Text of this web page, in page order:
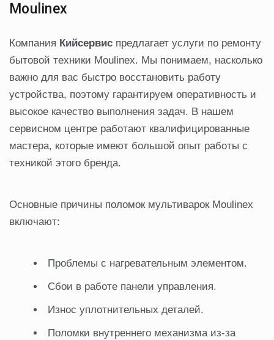
Moulinex
Компания Кийсервис предлагает услуги по ремонту
бытовой техники Moulinex. Мы понимаем, насколько
важно для вас быстро восстановить работу
устройства, поэтому гарантируем оперативность и
высокое качество выполнения задач. В нашем
сервисном центре работают квалифицированные
мастера, которые имеют большой опыт работы с
техникой этого бренда.
Основные причины поломок мультиварок Moulinex
включают:
Проблемы с нагревательным элементом.
Сбои в работе панели управления.
Износ уплотнительных деталей.
Поломки внутреннего механизма из-за